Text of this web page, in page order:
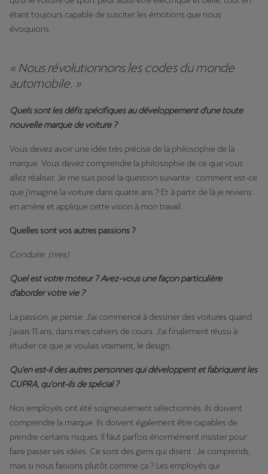
étant toujours capable de susciter les émotions que nous
évoquions.
« Nous révolutionnons les codes du monde
automobile. »
Quels sont les défis spécifiques au développement d'une toute
nouvelle marque de voiture ?
Vous devez avoir une idée très précise de la philosophie de la
marque. Vous devez comprendre la philosophie de ce que vous
allez réaliser. Je me suis posé la question suivante : comment est-ce
que j'imagine la voiture dans quatre ans ? Et à partir de là je reviens
en arrière et applique cette vision à mon travail.
Quelles sont vos autres passions ?
Conduire. (rires)
Quel est votre moteur ? Avez-vous une façon particulière
d'aborder votre vie ?
La passion, je pense. J'ai commencé à dessiner des voitures quand
j'avais 11 ans, dans mes cahiers de cours. J'ai finalement réussi à
étudier ce que je voulais vraiment, le design.
Qu'en est-il des autres personnes qui développent et fabriquent les
CUPRA, qu'ont-ils de spécial ?
Nos employés ont été soigneusement sélectionnés. Ils doivent
comprendre la marque. Ils doivent également être capables de
prendre certains risques. Il faut parfois énormément insister pour
faire passer ses idées. Ce sont des gens qui disent : Je comprends,
mais si nous faisions plutôt comme ça ? Les employés qui